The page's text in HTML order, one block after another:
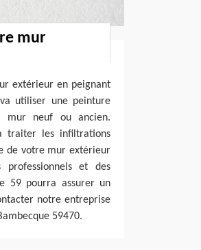
mur
extérieur en peignant
utiliser une peinture
mur neuf ou ancien.
traiter les infiltrations
de votre mur extérieur
et des
59 pourra assurer un
notre entreprise
59470.